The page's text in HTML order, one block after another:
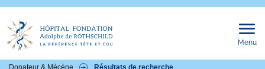
Menu
Donateur & Mécène Résultats de recherche